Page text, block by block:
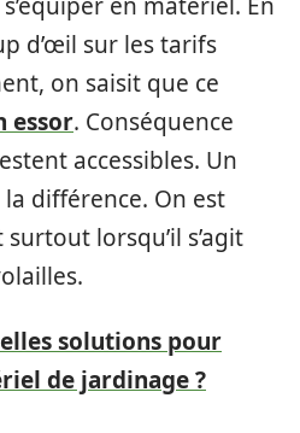
d’œil sur les tarifs
on saisit que ce
essor. Conséquence
accessibles. Un
différence. On est
lorsqu’il s’agit
solutions pour
de jardinage ?